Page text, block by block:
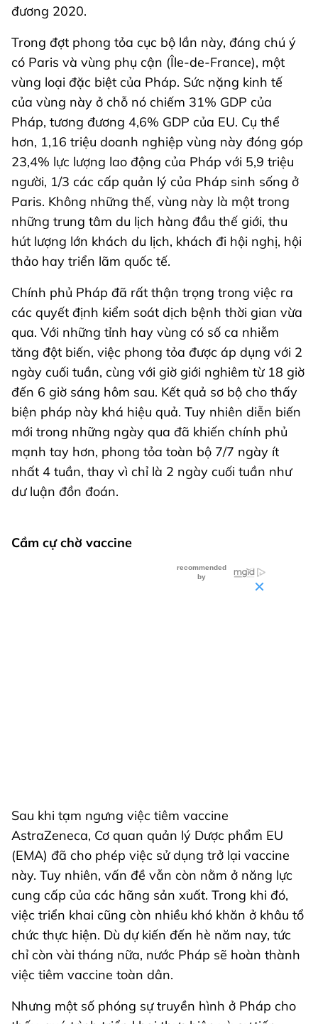
đương 2020.
Trong đợt phong tỏa cục bộ lần này, đáng chú ý
có Paris và vùng phụ cận (Île-de-France), một
vùng loại đặc biệt của Pháp. Sức nặng kinh tế
của vùng này ở chỗ nó chiếm 31% GDP của
Pháp, tương đương 4,6% GDP của EU. Cụ thể
hơn, 1,16 triệu doanh nghiệp vùng này đóng góp
23,4% lực lượng lao động của Pháp với 5,9 triệu
người, 1/3 các cấp quản lý của Pháp sinh sống ở
Paris. Không những thế, vùng này là một trong
những trung tâm du lịch hàng đầu thế giới, thu
hút lượng lớn khách du lịch, khách đi hội nghị, hội
thảo hay triển lãm quốc tế.
Chính phủ Pháp đã rất thận trọng trong việc ra
các quyết định kiểm soát dịch bệnh thời gian vừa
qua. Với những tỉnh hay vùng có số ca nhiễm
tăng đột biến, việc phong tỏa được áp dụng với 2
ngày cuối tuần, cùng với giờ giới nghiêm từ 18 giờ
đến 6 giờ sáng hôm sau. Kết quả sơ bộ cho thấy
biện pháp này khá hiệu quả. Tuy nhiên diễn biến
mới trong những ngày qua đã khiến chính phủ
mạnh tay hơn, phong tỏa toàn bộ 7/7 ngày ít
nhất 4 tuần, thay vì chỉ là 2 ngày cuối tuần như
dư luận đồn đoán.
Cầm cự chờ vaccine
Sau khi tạm ngưng việc tiêm vaccine
AstraZeneca, Cơ quan quản lý Dược phẩm EU
(EMA) đã cho phép việc sử dụng trở lại vaccine
này. Tuy nhiên, vấn đề vẫn còn nằm ở năng lực
cung cấp của các hãng sản xuất. Trong khi đó,
việc triển khai cũng còn nhiều khó khăn ở khâu tổ
chức thực hiện. Dù dự kiến đến hè năm nay, tức
chỉ còn vài tháng nữa, nước Pháp sẽ hoàn thành
việc tiêm vaccine toàn dân.
Nhưng một số phóng sự truyền hình ở Pháp cho